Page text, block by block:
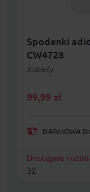
Spodenki
CW4728
Kobiety
99,99 zł
DARMOWA
Dostępne
32